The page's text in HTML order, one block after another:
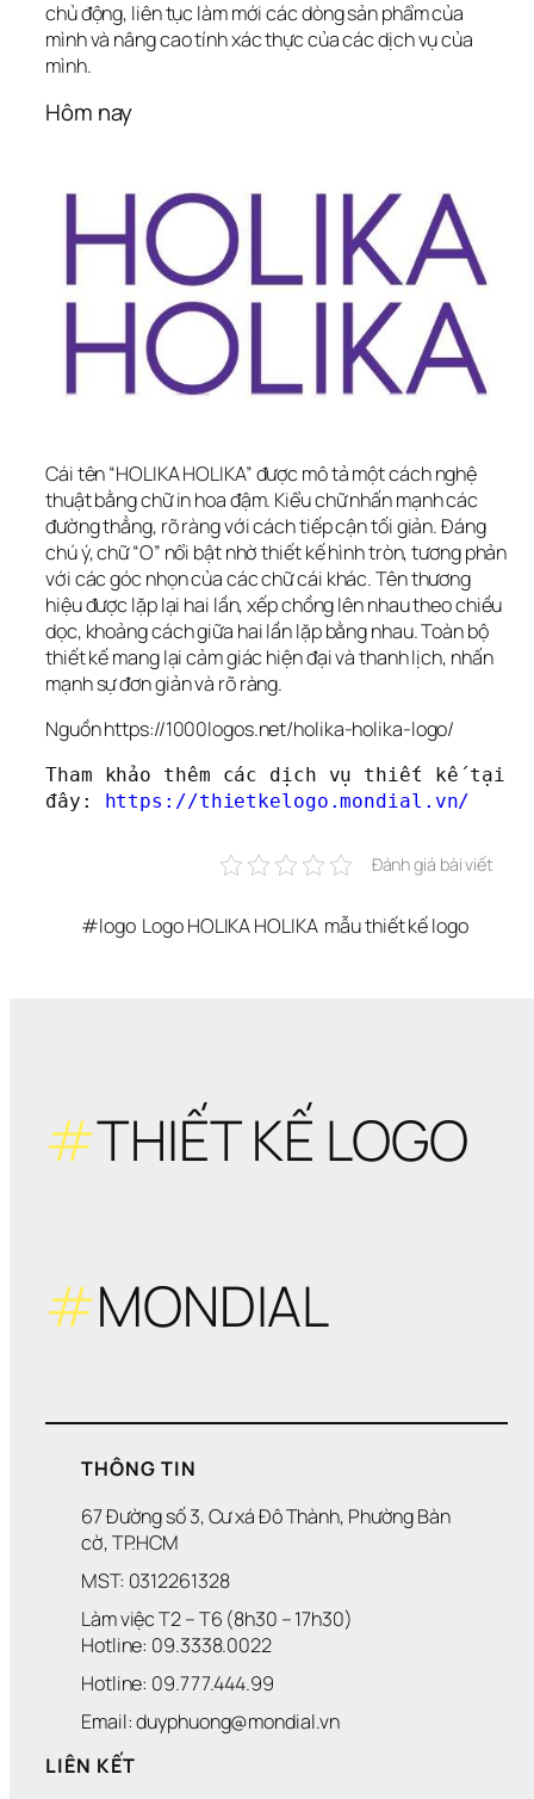
chủ động, liên tục làm mới các dòng sản phẩm của
mình và nâng cao tính xác thực của các dịch vụ của
mình.
Hôm nay
Cái tên “HOLIKA HOLIKA” được mô tả một cách nghệ
thuật bằng chữ in hoa đậm. Kiểu chữ nhấn mạnh các
đường thẳng, rõ ràng với cách tiếp cận tối giản. Đáng
chú ý, chữ “O” nổi bật nhờ thiết kế hình tròn, tương phản
với các góc nhọn của các chữ cái khác. Tên thương
hiệu được lặp lại hai lần, xếp chồng lên nhau theo chiều
dọc, khoảng cách giữa hai lần lặp bằng nhau. Toàn bộ
thiết kế mang lại cảm giác hiện đại và thanh lịch, nhấn
mạnh sự đơn giản và rõ ràng.
Nguồn https://1000logos.net/holika-holika-logo/
Tham khảo thêm các dịch vụ thiết kế tại
đây: https://thietkelogo.mondial.vn/
Đánh giá bài viết
#logo Logo HOLIKA HOLIKA mẫu thiết kế logo
#THIẾT KẾ LOGO
#MONDIAL
THÔNG TIN
67 Đường số 3, Cư xá Đô Thành, Phường Bàn
cờ, TP.HCM
MST: 0312261328
Làm việc T2 – T6 (8h30 – 17h30)
Hotline: 09.3338.0022
Hotline: 09.777.444.99
Email: duyphuong@mondial.vn
LIÊN KẾT